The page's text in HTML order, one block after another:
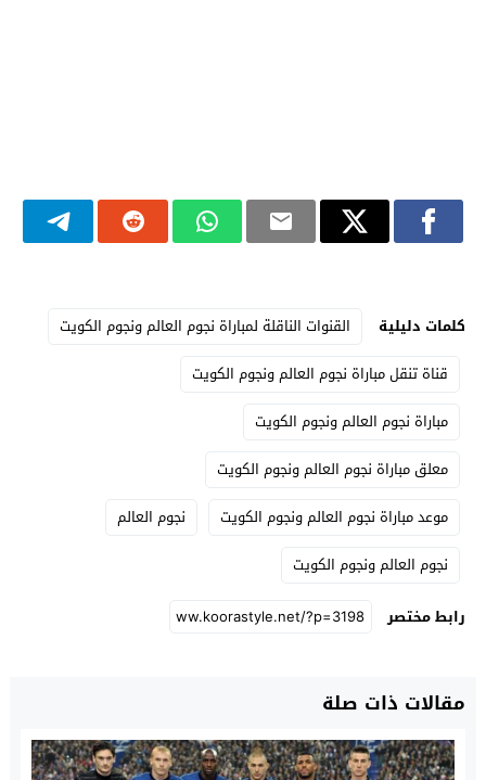
كلمات دليلية
القنوات الناقلة لمباراة نجوم العالم ونجوم الكويت
قناة تنقل مباراة نجوم العالم ونجوم الكويت
مباراة نجوم العالم ونجوم الكويت
معلق مباراة نجوم العالم ونجوم الكويت
موعد مباراة نجوم العالم ونجوم الكويت
نجوم العالم
نجوم العالم ونجوم الكويت
رابط مختصر
مقالات ذات صلة